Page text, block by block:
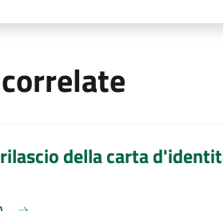
della carta